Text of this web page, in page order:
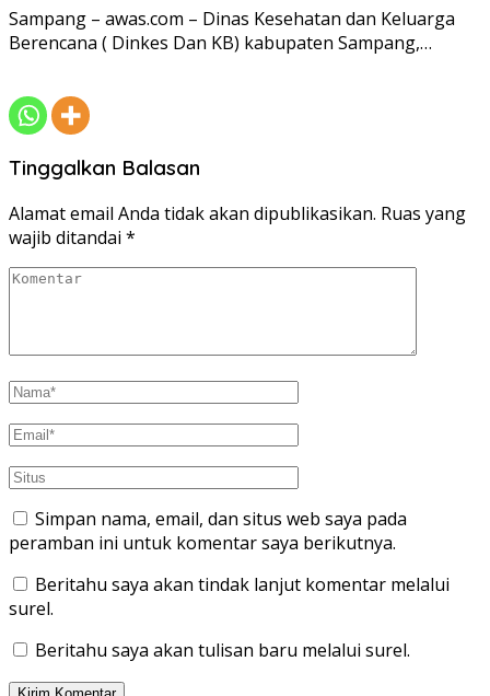
Sampang – awas.com – Dinas Kesehatan dan Keluarga
Berencana ( Dinkes Dan KB) kabupaten Sampang,…
Tinggalkan Balasan
Alamat email Anda tidak akan dipublikasikan. Ruas yang
wajib ditandai *
Simpan nama, email, dan situs web saya pada
peramban ini untuk komentar saya berikutnya.
Beritahu saya akan tindak lanjut komentar melalui
surel.
Beritahu saya akan tulisan baru melalui surel.